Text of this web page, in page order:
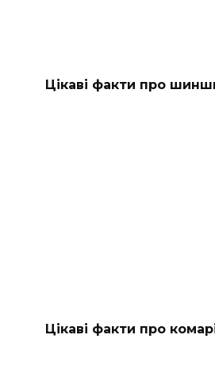
Цікаві факти про
Цікаві факти про